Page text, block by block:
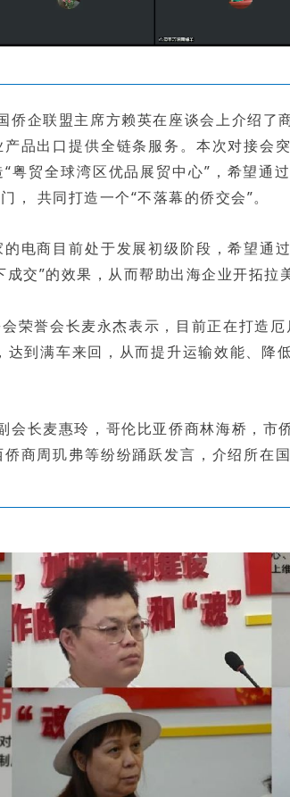
侨企联盟主席方赖英在座谈会上介绍了
品出口提供全链条服务。本次对接会
粤贸全球湾区优品展贸中心”，希望通
， 共同打造一个“不落幕的侨交会”。
电商目前处于发展初级阶段，希望通
交”的效果，从而帮助出海企业开拓拉
荣誉会长麦永杰表示，目前正在打造
到满车来回，从而提升运输效能、降
会长麦惠玲，哥伦比亚侨商林海桥，市
商周玑弗等纷纷踊跃发言，介绍所在